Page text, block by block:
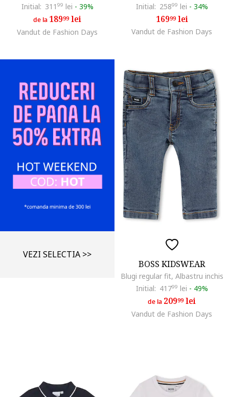
Initial: 311 99 lei - 39%
de la 18999lei
Vandut de Fashion Days
Initial: 25899 lei - 34%
16999lei
Vandut de Fashion Days
VEZI SELECTIA >>
BOSS KIDSWEAR
Blugi regular fit, Albastru inchis
Initial: 41799 lei - 49%
de la 20999lei
Vandut de Fashion Days